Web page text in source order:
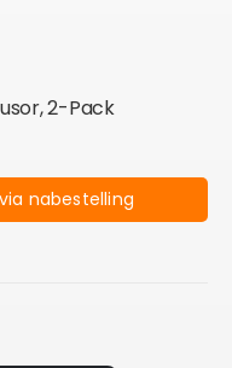
2-Pack
nabestelling